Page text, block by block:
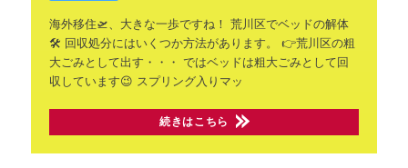
海外移住🛫、大きな一歩ですね！ 荒川区でベッドの解体
🛠️ 回収処分にはいくつか方法があります。
👉荒川区の粗
大ごみとして出す・・・ ではベッドは粗大ごみとして回
収しています😉 スプリング入りマッ
続きはこちら